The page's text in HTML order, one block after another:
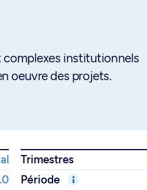
complexes institutionnels
oeuvre des projets.
Trimestres
Période